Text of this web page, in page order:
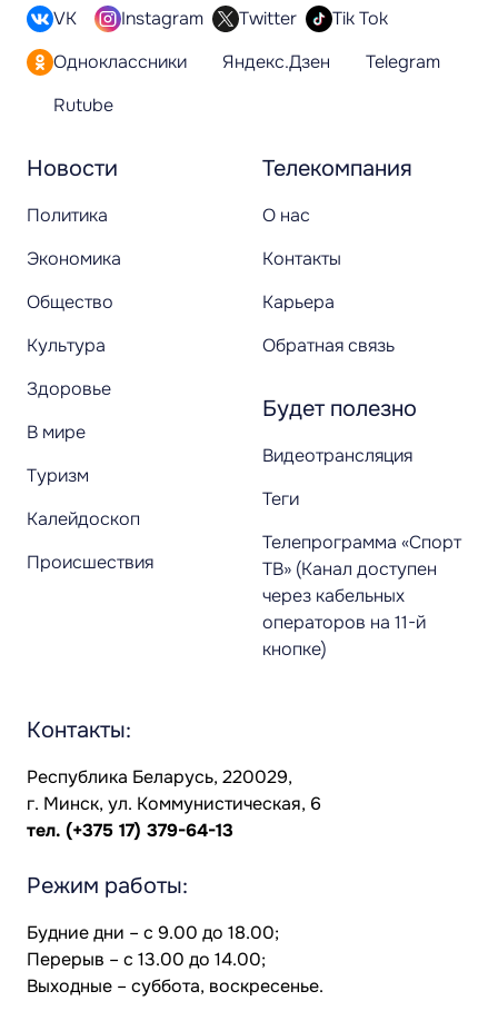
Новости
Политика
Экономика
Общество
Культура
Здоровье
В мире
Туризм
Калейдоскоп
Происшествия
Телекомпания
О нас
Контакты
Карьера
Обратная связь
Будет полезно
Видеотрансляция
Теги
Телепрограмма «Спорт
ТВ» (Канал доступен
через кабельных
операторов на 11-й
кнопке)
VK Instagram Twitter
Tik Tok
Одноклассники
Яндекс.Дзен
Telegram
Rutube
Контакты:
Республика Беларусь, 220029,
г. Минск, ул. Коммунистическая, 6
тел. (+375 17) 379-64-13
Режим работы:
Будние дни – с 9.00 до 18.00;
Перерыв – с 13.00 до 14.00;
Выходные – суббота, воскресенье.